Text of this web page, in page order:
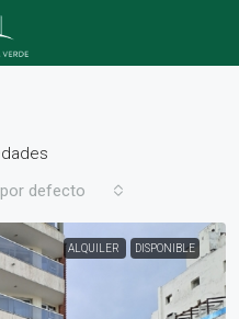
defecto
ALQUILER DISPONIBLE